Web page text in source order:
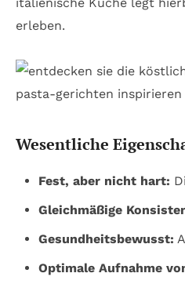
erleben.
Wesentliche
Fest, aber nicht hart:
Gleichmäßige
Gesundheitsbewusst:
Optimale Aufnahme